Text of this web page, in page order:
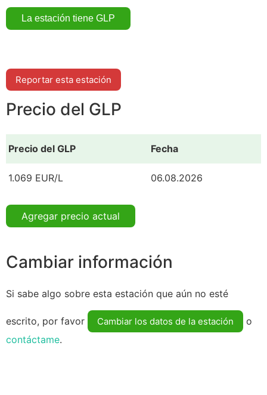
Reportar esta estación
Precio del GLP
Precio del GLP Fecha
1.069 EUR/L 06.08.2026
Agregar precio actual
Cambiar información
Si sabe algo sobre esta estación que aún no esté
escrito, por favor Cambiar los datos de la estación
o
contáctame.